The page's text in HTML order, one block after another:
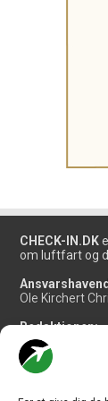
CHECK-IN.DK
om luftfart og
Ole Kirchert
Redaktionen:
Christian
Henrik
Danny Longhi